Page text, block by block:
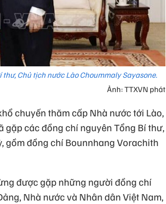
Chủ tịch nước Lào Choummaly Sayasone.
Ảnh: TTXVN phát
chuyến thăm cấp Nhà nước tới Lào,
các đồng chí nguyên Tổng Bí thư,
gồm đồng chí Bounnhang Vorachith
được gặp những người đồng chí
Nhà nước và Nhân dân Việt Nam,